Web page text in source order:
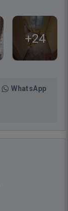
+24
WhatsApp